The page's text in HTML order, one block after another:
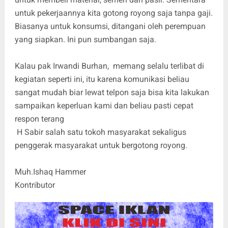
untuk pekerjaannya kita gotong royong saja tanpa gaji.
Biasanya untuk konsumsi, ditangani oleh perempuan
yang siapkan. Ini pun sumbangan saja.
Kalau pak Irwandi Burhan, memang selalu terlibat di
kegiatan seperti ini, itu karena komunikasi beliau
sangat mudah biar lewat telpon saja bisa kita lakukan
sampaikan keperluan kami dan beliau pasti cepat
respon terang
H Sabir salah satu tokoh masyarakat sekaligus
penggerak masyarakat untuk bergotong royong.
Muh.Ishaq Hammer
Kontributor